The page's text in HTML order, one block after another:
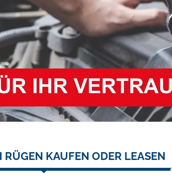
RÜGEN KAUFEN ODER LEASEN